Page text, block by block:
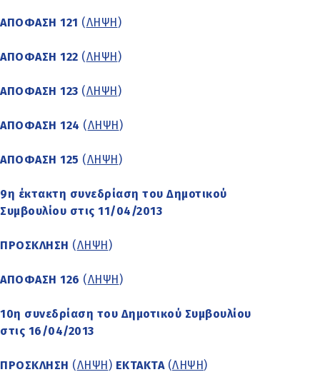
ΑΠΟΦΑΣΗ 121 (ΛΗΨΗ )
ΑΠΟΦΑΣΗ 122 (ΛΗΨΗ )
ΑΠΟΦΑΣΗ 123 (ΛΗΨΗ )
ΑΠΟΦΑΣΗ 124 (ΛΗΨΗ )
ΑΠΟΦΑΣΗ 125 (ΛΗΨΗ )
9η έκτακτη συνεδρίαση του Δημοτικού
Συμβουλίου στις 11/04/2013
ΠΡΟΣΚΛΗΣΗ (ΛΗΨΗ )
ΑΠΟΦΑΣΗ 126 (ΛΗΨΗ )
10η συνεδρίαση του Δημοτικού Συμβουλίου
στις 16/04/2013
ΠΡΟΣΚΛΗΣΗ (ΛΗΨΗ ) ΕΚΤΑΚΤΑ (ΛΗΨΗ )